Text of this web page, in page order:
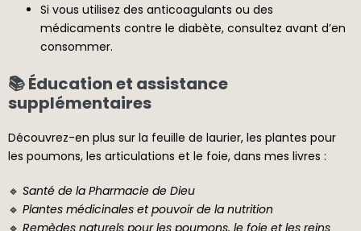
Si vous utilisez des anticoagulants ou des
médicaments contre le diabète, consultez avant d’en
consommer.
📚 Éducation et assistance
supplémentaires
Découvrez-en plus sur la feuille de laurier, les plantes pour
les poumons, les articulations et le foie, dans mes livres :
🔹 Santé de la Pharmacie de Dieu
🔹 Plantes médicinales et pouvoir de la nutrition
🔹 Remèdes naturels pour les poumons, le foie et les reins